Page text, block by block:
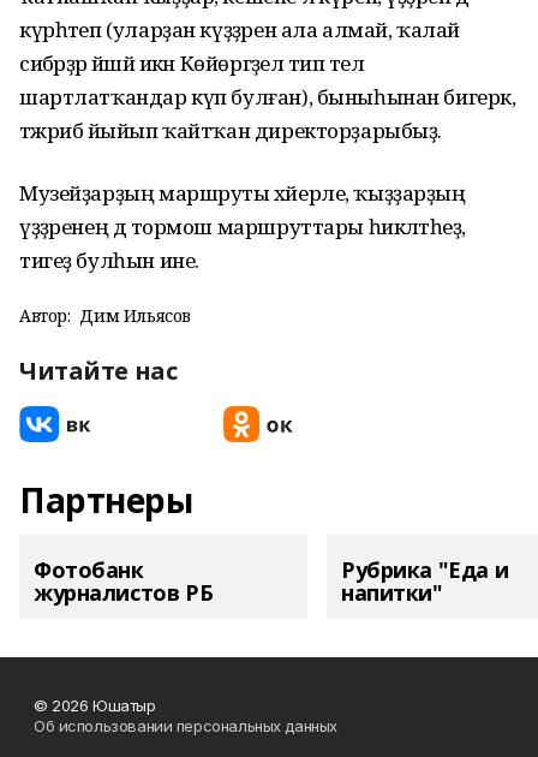
күрһәтеп (уларҙан күҙҙәрен ала алмай, ҡалай
сибәрҙәр йәшәй икән Көйөргәҙелә тип тел
шартлатҡандар күп булған), быныһынан бигерәк,
тәжрибә йыйып ҡайтҡан директорҙарыбыҙ.
Музейҙарҙың маршруты хәйерле, ҡыҙҙарҙың
үҙҙәренең дә тормош маршруттары һикәлтәһеҙ,
тигеҙ булһын ине.
Автор: Дим Ильясов
Читайте нас
Партнеры
Фотобанк
журналистов РБ
Рубрика "Еда и
напитки"
© 2026 Юшатыр
Об использовании персональных данных